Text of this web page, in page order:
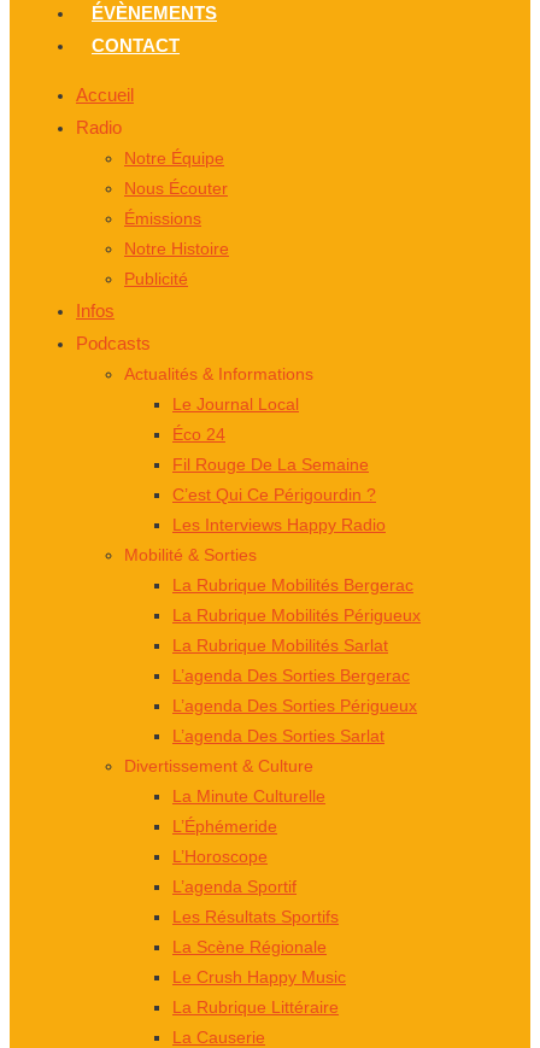
ÉVÈNEMENTS
CONTACT
Accueil
Radio
Notre Équipe
Nous Écouter
Émissions
Notre Histoire
Publicité
Infos
Podcasts
Actualités & Informations
Le Journal Local
Éco 24
Fil Rouge De La Semaine
C’est Qui Ce Périgourdin ?
Les Interviews Happy Radio
Mobilité & Sorties
La Rubrique Mobilités Bergerac
La Rubrique Mobilités Périgueux
La Rubrique Mobilités Sarlat
L’agenda Des Sorties Bergerac
L’agenda Des Sorties Périgueux
L’agenda Des Sorties Sarlat
Divertissement & Culture
La Minute Culturelle
L’Éphémeride
L’Horoscope
L’agenda Sportif
Les Résultats Sportifs
La Scène Régionale
Le Crush Happy Music
La Rubrique Littéraire
La Causerie